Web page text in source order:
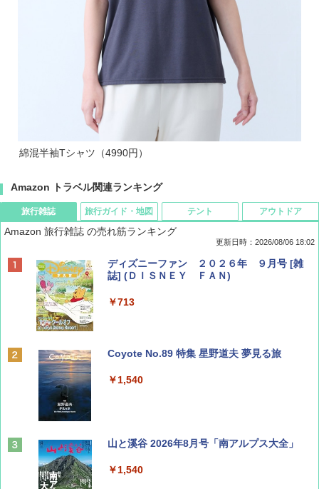
綿混半袖Tシャツ（4990円）
Amazon トラベル関連ランキング
旅行雑誌
Amazon 旅行雑誌 の売れ筋ランキング
更新日時：2026/08/06 18:02
ディズニーファン ２０２６年 ９月号 [雑
誌] (ＤＩＳＮＥＹ ＦＡＮ)
￥713
Coyote No.89 特集 星野道夫 夢見る旅
￥1,540
山と溪谷 2026年8月号「南アルプス大全」
￥1,540
旅行ガイド・地図 テント アウトドア